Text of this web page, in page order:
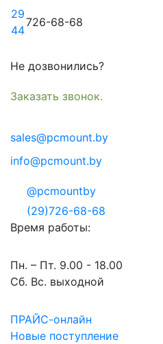
29
44
726-68-68
Не дозвонились?
Заказать звонок.
sales@pcmount.by
info@pcmount.by
@pcmountby
(29)726-68-68
Время работы:
Пн. – Пт. 9.00 - 18.00
Сб. Вс. выходной
ПРАЙС-онлайн
Новые поступление